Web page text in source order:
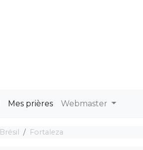
Mes prières Webmaster
Brésil Fortaleza